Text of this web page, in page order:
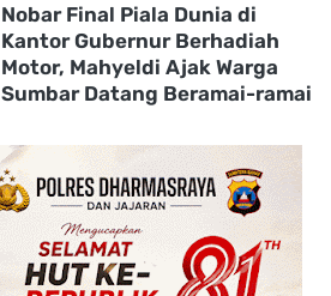
Nobar Final Piala Dunia di
Kantor Gubernur Berhadiah
Motor, Mahyeldi Ajak Warga
Sumbar Datang Beramai-ramai